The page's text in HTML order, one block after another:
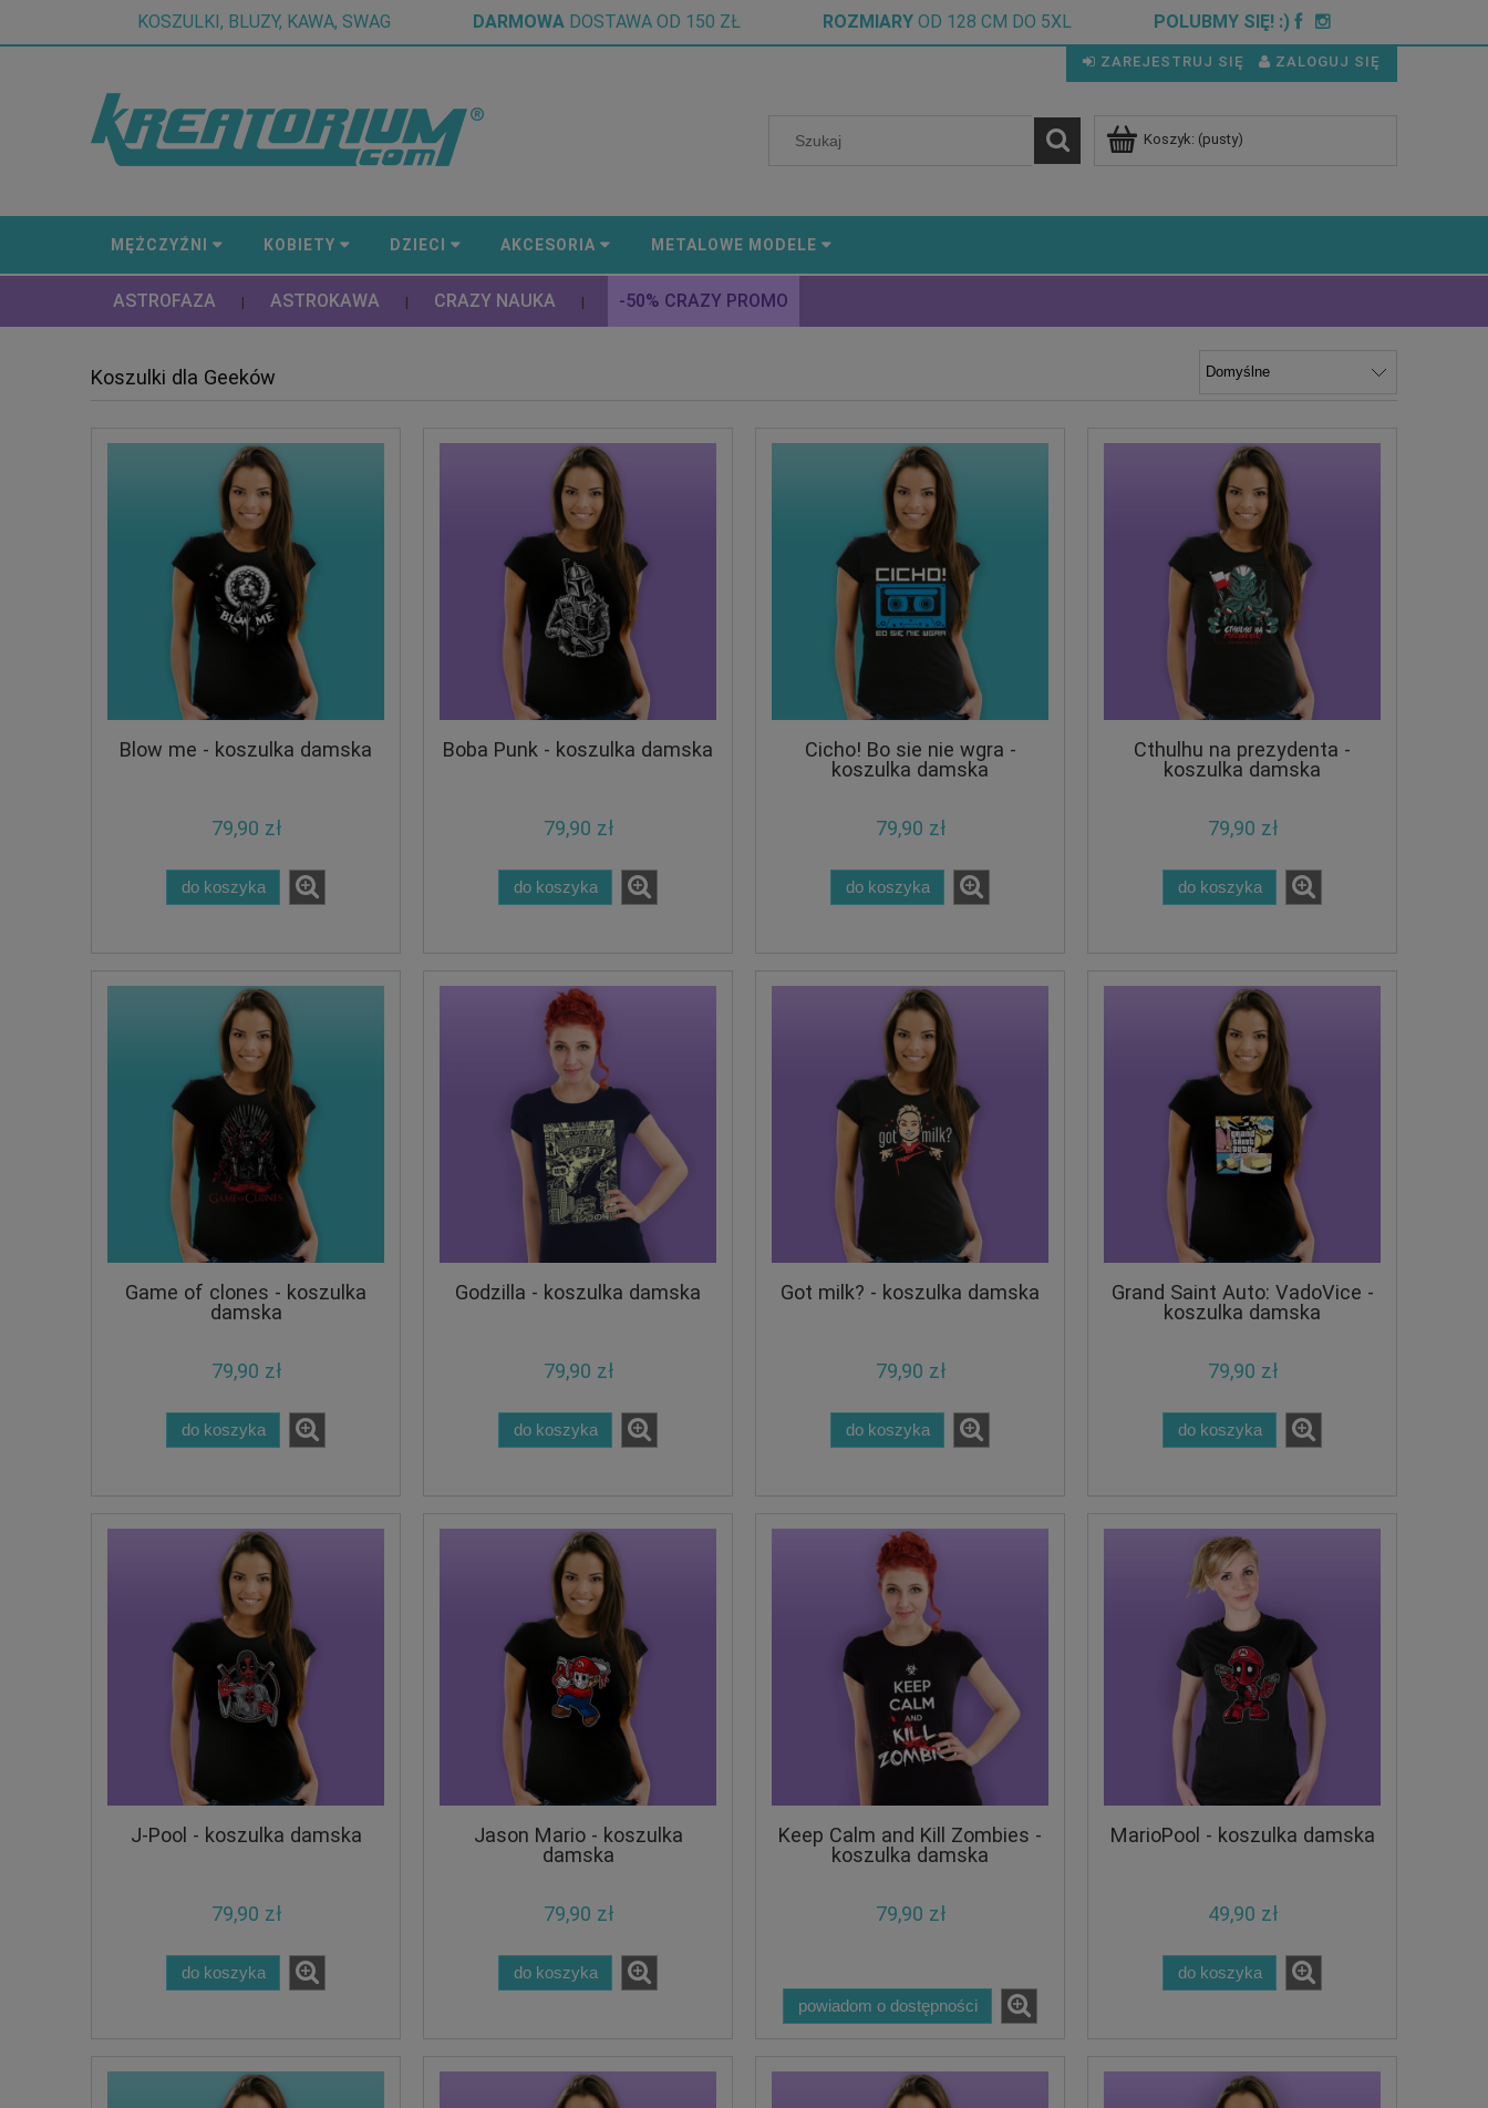
ZAREJESTRUJ SIĘ ZALOGUJ SIĘ
Koszyk: (pusty)
MĘŻCZYŹNI KOBIETY DZIECI AKCESORIA METALOWE MODELE
ASTROFAZA | ASTROKAWA | CRAZY NAUKA | -50% CRAZY PROMO
KOSZULKI, BLUZY, KAWA, SWAG DARMOWA DOSTAWA OD 150 ZŁ ROZMIARY OD 128 CM DO 5XL POLUBMY SIĘ! :)
Koszulki dla Geeków
Blow me - koszulka damska
79,90 zł
do koszyka
Boba Punk - koszulka damska
79,90 zł
do koszyka
Cicho! Bo sie nie wgra -
koszulka damska
79,90 zł
do koszyka
Cthulhu na prezydenta -
koszulka damska
79,90 zł
do koszyka
Game of clones - koszulka
damska
79,90 zł
do koszyka
Godzilla - koszulka damska
79,90 zł
do koszyka
Got milk? - koszulka damska
79,90 zł
do koszyka
Grand Saint Auto: VadoVice -
koszulka damska
79,90 zł
do koszyka
J-Pool - koszulka damska
79,90 zł
do koszyka
Jason Mario - koszulka
damska
79,90 zł
do koszyka
Keep Calm and Kill Zombies -
koszulka damska
79,90 zł
powiadom o dostępności
MarioPool - koszulka damska
49,90 zł
do koszyka